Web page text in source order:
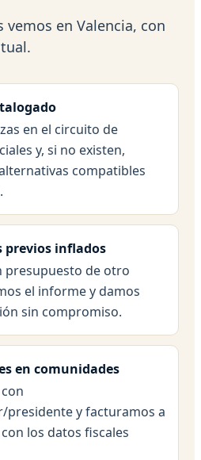
vemos en Valencia, con
en el circuito de
y, si no existen,
compatibles
previos inflados
presupuesto de otro
el informe y damos
sin compromiso.
en comunidades
y facturamos a
los datos fiscales